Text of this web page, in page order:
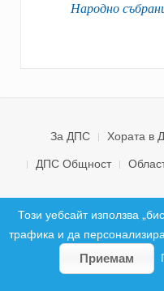
Народно
За ДПС Хората в
ДПС Общност
© 2026 ДПС
Този уебсайт използва
трафика и да
Приемам